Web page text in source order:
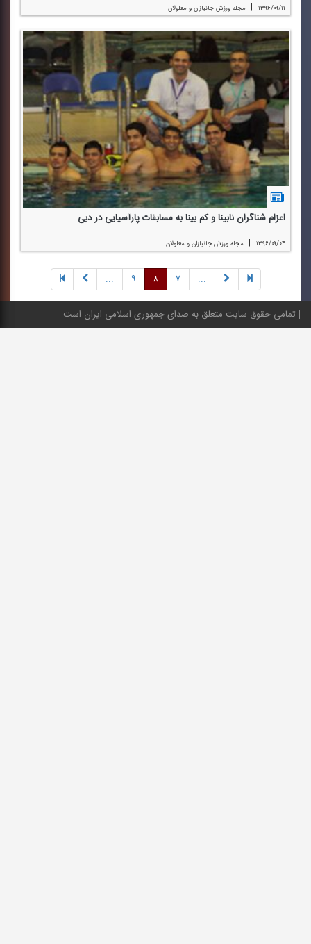
۱۳۹۶/۰۹/۱۱ | مجله ورزش جانبازان و معلولان
اعزام شناگران نابینا و كم بینا به مسابقات پارآسیایی در دبی
۱۳۹۶/۰۹/۰۴ | مجله ورزش جانبازان و معلولان
... ۷ ۸ ۹ ...
تمامی حقوق سایت متعلق به صدای جمهوری اسلامی ایران است